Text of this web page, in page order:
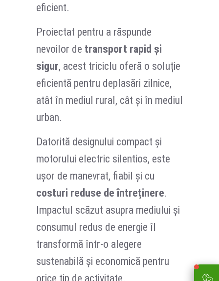
eficient.
Proiectat pentru a răspunde
nevoilor de transport rapid și
sigur, acest triciclu oferă o soluție
eficientă pentru deplasări zilnice,
atât în mediul rural, cât și în mediul
urban.
Datorită designului compact și
motorului electric silentios, este
ușor de manevrat, fiabil și cu
costuri reduse de întreținere.
Impactul scăzut asupra mediului și
consumul redus de energie îl
transformă într-o alegere
sustenabilă și economică pentru
orice tip de activitate.